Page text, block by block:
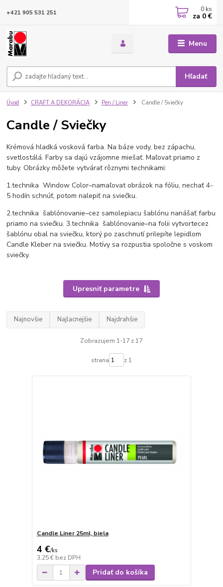
Menu
Hľadať
+421 905 531 251 0 ks
za 0 €
Úvod CRAFT A DEKORÁCIA Pen / Liner Candle / Sviečky
Candle / Sviečky
Krémová hladká vosková farba. Na báze vody, bez zápachu,
svetlostálá. Farby sa dajú vzájomne miešať. Maľovat priamo z
tuby. Obrázky môžete vytvárať rôznymi technikami:
1.technika Window Color–namaľovat obrázok na fóliu, nechať 4-
5 hodín schnúť, potom nalepiť na sviečku.
2.technika šablónovanie–cez samolepiacu šablónu nanášať farbu
priamo na sviečku. 3.technika šablónovanie–na folii vytvortecez
šablónu obal na sviečku, ktorý po zaschnutí prilepíte lepidlom
Candle Kleber na sviečku. Motívy sa rozpustia spoločne s voskom
sviečky.
Upresniť parametre
Najnovšie Najlacnejšie Najdrahšie
Zobrazujem 1-17 z 17
strana z 1
Candle Liner 25ml, biela
4 €/ks
3,25 € bez DPH
Pridať do košíka